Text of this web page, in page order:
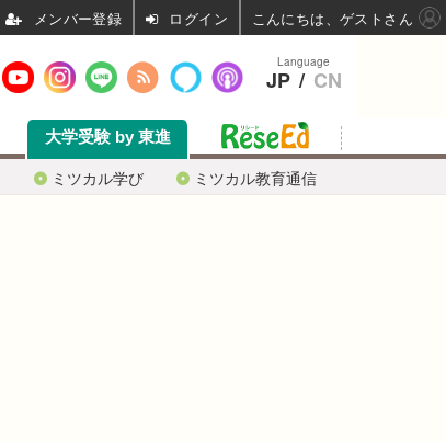
ミツカル学び ミツカル教育通信
大学受験 by 東進
Language
JP / CN
ログイン こんにちは、ゲストさん